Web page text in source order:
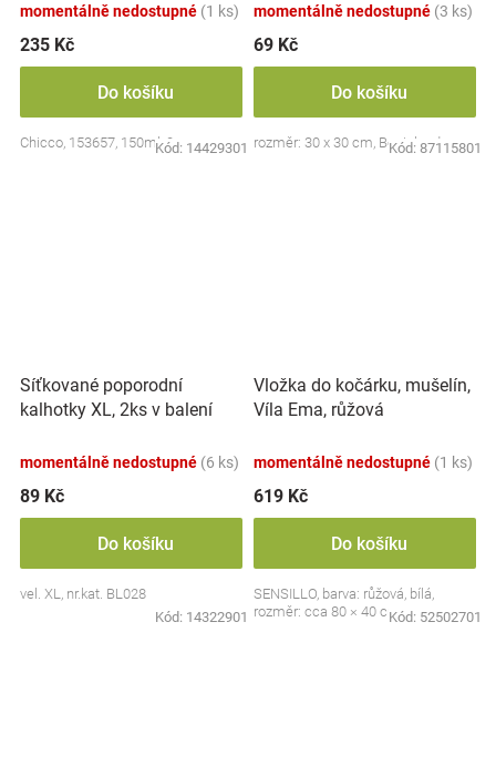
momentálně nedostupné (1 ks)
235 Kč
Do košíku
Chicco, 153657, 150ml, 0m+
Kód: 14429301
momentálně nedostupné (3 ks)
69 Kč
Do košíku
rozměr: 30 x 30 cm, Bocioland
Kód: 87115801
Síťkované poporodní
kalhotky XL, 2ks v balení
momentálně nedostupné (6 ks)
89 Kč
Do košíku
vel. XL, nr.kat. BL028
Kód: 14322901
Vložka do kočárku, mušelín,
Víla Ema, růžová
momentálně nedostupné (1 ks)
619 Kč
Do košíku
SENSILLO, barva: růžová, bílá,
rozměr: cca 80 × 40 cmKód: 52502701